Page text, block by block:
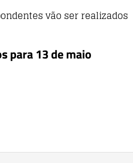
vão ser realizados
para 13 de maio